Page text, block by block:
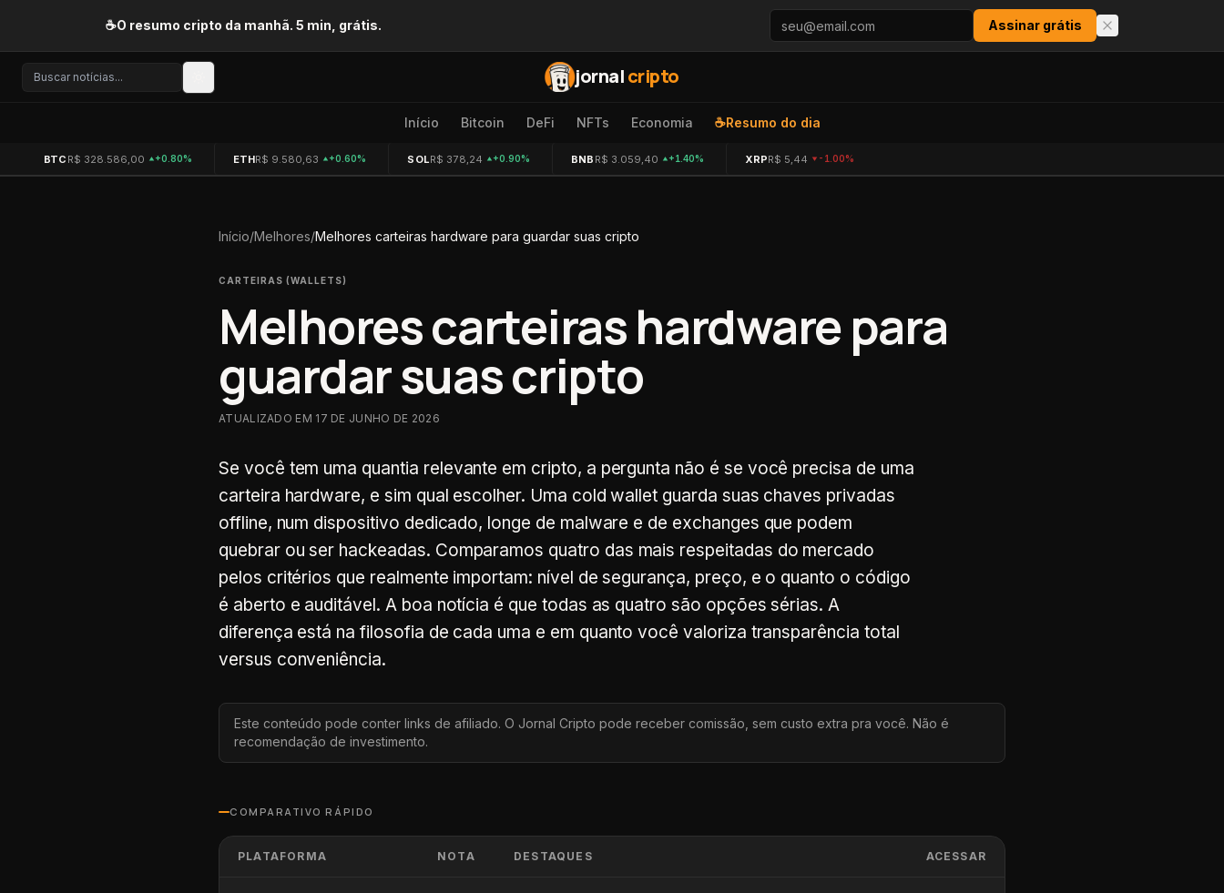
☕O resumo cripto da manhã. 5 min, grátis. Assinar grátis
jornalcripto
Início Bitcoin DeFi NFTs Economia ☕Resumo do dia
BTC R$ 328.586,00 +0.80% ETHR$ 9.580,63 +0.60% SOLR$ 378,24 +0.90% BNB R$ 3.059,40 +1.40% XRPR$ 5,44 -1.00%
Início/Melhores/Melhores carteiras hardware para guardar suas cripto
CARTEIRAS (WALLETS)
Melhores carteiras hardware para
guardar suas cripto
ATUALIZADO EM 17 DE JUNHO DE 2026
Se você tem uma quantia relevante em cripto, a pergunta não é se você precisa de uma
carteira hardware, e sim qual escolher. Uma cold wallet guarda suas chaves privadas
offline, num dispositivo dedicado, longe de malware e de exchanges que podem
quebrar ou ser hackeadas. Comparamos quatro das mais respeitadas do mercado
pelos critérios que realmente importam: nível de segurança, preço, e o quanto o código
é aberto e auditável. A boa notícia é que todas as quatro são opções sérias. A
diferença está na filosofia de cada uma e em quanto você valoriza transparência total
versus conveniência.
Este conteúdo pode conter links de afiliado. O Jornal Cripto pode receber comissão, sem custo extra pra você. Não é
recomendação de investimento.
COMPARATIVO RÁPIDO
PLATAFORMA NOTA DESTAQUES ACESSAR